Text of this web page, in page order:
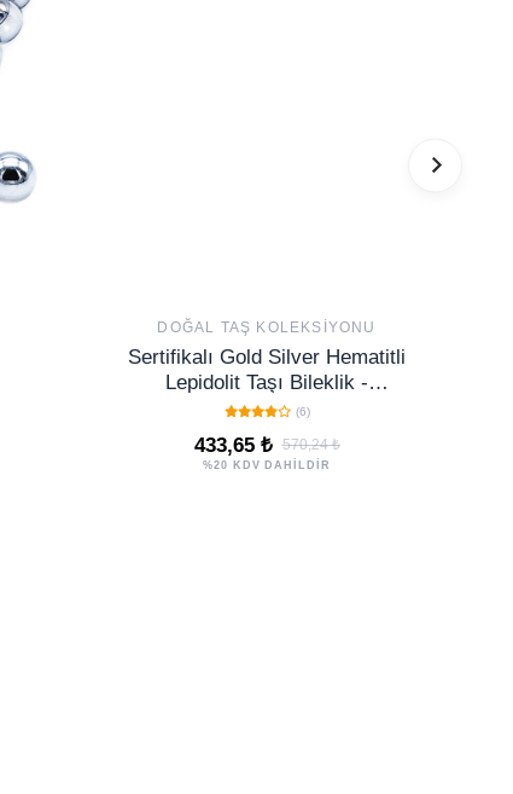
DOĞAL TAŞ KOLEKSIYONU
Sertifikalı Gold Silver Hematitli
Lepidolit Taşı Bileklik -
Ayarlamalı
(6)
433,65 ₺ 570,24 ₺
%20 KDV DAHİLDİR